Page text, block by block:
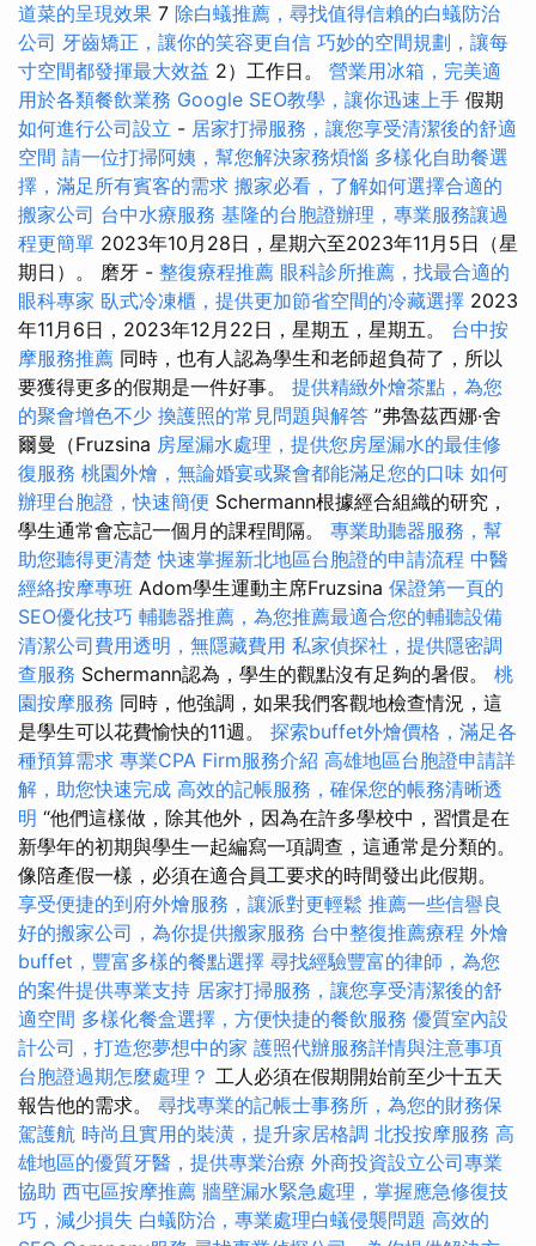
道菜的呈現效果 7 除白蟻推薦，尋找值得信賴的白蟻防治
公司 牙齒矯正，讓你的笑容更自信 巧妙的空間規劃，讓每
寸空間都發揮最大效益 2）工作日。 營業用冰箱，完美適
用於各類餐飲業務 Google SEO教學，讓你迅速上手 假期
如何進行公司設立 - 居家打掃服務，讓您享受清潔後的舒適
空間 請一位打掃阿姨，幫您解決家務煩惱 多樣化自助餐選
擇，滿足所有賓客的需求 搬家必看，了解如何選擇合適的
搬家公司 台中水療服務 基隆的台胞證辦理，專業服務讓過
程更簡單 2023年10月28日，星期六至2023年11月5日（星
期日）。 磨牙 - 整復療程推薦 眼科診所推薦，找最合適的
眼科專家 臥式冷凍櫃，提供更加節省空間的冷藏選擇 2023
年11月6日，2023年12月22日，星期五，星期五。 台中按
摩服務推薦 同時，也有人認為學生和老師超負荷了，所以
要獲得更多的假期是一件好事。 提供精緻外燴茶點，為您
的聚會增色不少 換護照的常見問題與解答 ”弗魯茲西娜·舍
爾曼（Fruzsina 房屋漏水處理，提供您房屋漏水的最佳修
復服務 桃園外燴，無論婚宴或聚會都能滿足您的口味 如何
辦理台胞證，快速簡便 Schermann根據經合組織的研究，
學生通常會忘記一個月的課程間隔。 專業助聽器服務，幫
助您聽得更清楚 快速掌握新北地區台胞證的申請流程 中醫
經絡按摩專班 Adom學生運動主席Fruzsina 保證第一頁的
SEO優化技巧 輔聽器推薦，為您推薦最適合您的輔聽設備
清潔公司費用透明，無隱藏費用 私家偵探社，提供隱密調
查服務 Schermann認為，學生的觀點沒有足夠的暑假。 桃
園按摩服務 同時，他強調，如果我們客觀地檢查情況，這
是學生可以花費愉快的11週。 探索buffet外燴價格，滿足各
種預算需求 專業CPA Firm服務介紹 高雄地區台胞證申請詳
解，助您快速完成 高效的記帳服務，確保您的帳務清晰透
明 “他們這樣做，除其他外，因為在許多學校中，習慣是在
新學年的初期與學生一起編寫一項調查，這通常是分類的。
像陪產假一樣，必須在適合員工要求的時間發出此假期。
享受便捷的到府外燴服務，讓派對更輕鬆 推薦一些信譽良
好的搬家公司，為你提供搬家服務 台中整復推薦療程 外燴
buffet，豐富多樣的餐點選擇 尋找經驗豐富的律師，為您
的案件提供專業支持 居家打掃服務，讓您享受清潔後的舒
適空間 多樣化餐盒選擇，方便快捷的餐飲服務 優質室內設
計公司，打造您夢想中的家 護照代辦服務詳情與注意事項
台胞證過期怎麼處理？ 工人必須在假期開始前至少十五天
報告他的需求。 尋找專業的記帳士事務所，為您的財務保
駕護航 時尚且實用的裝潢，提升家居格調 北投按摩服務 高
雄地區的優質牙醫，提供專業治療 外商投資設立公司專業
協助 西屯區按摩推薦 牆壁漏水緊急處理，掌握應急修復技
巧，減少損失 白蟻防治，專業處理白蟻侵襲問題 高效的